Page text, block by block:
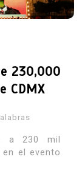
230,000
CDMX
a 230 mil
el evento